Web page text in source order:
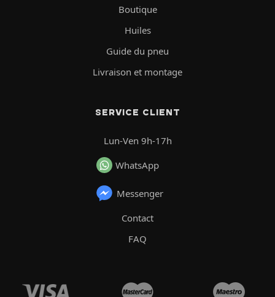
Boutique
Huiles
Guide du pneu
Livraison et montage
SERVICE CLIENT
Lun-Ven 9h-17h
WhatsApp
Messenger
Contact
FAQ